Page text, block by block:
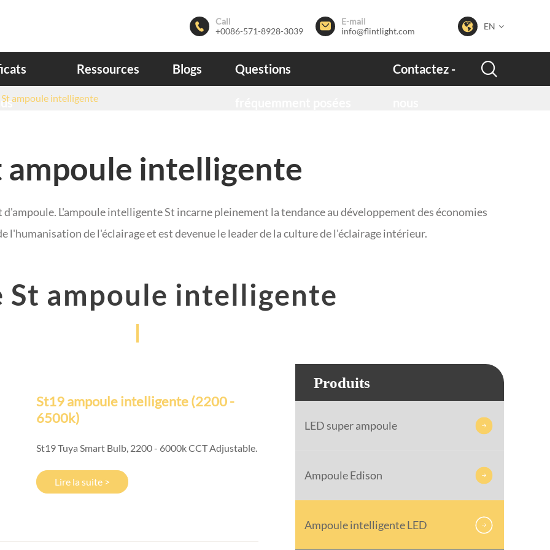

Call
+0086-571-8928-3039

E-mail
info@flintlight.com
 EN
Ressources Blogs Questions Contactez - 
St ampoule intelligente
ampoule intelligente
L'ampoule intelligente St incarne pleinement la tendance au développement des économies
l'humanisation de l'éclairage et est devenue le leader de la culture de l'éclairage intérieur.
St ampoule intelligente
St19 ampoule intelligente (2200 -
6500k)
St19 Tuya Smart Bulb, 2200 - 6000k CCT Adjustable.
Lire la suite >
Produits
LED super ampoule 
Ampoule Edison 
Ampoule intelligente LED 